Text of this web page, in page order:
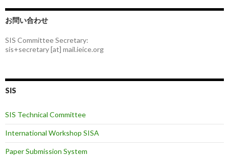
お問い合わせ
SIS Committee Secretary:
sis+secretary [at] mail.ieice.org
SIS
SIS Technical Committee
International Workshop SISA
Paper Submission System